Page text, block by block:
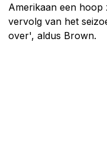
Amerikaan een
vervolg van het
over', aldus Brown.